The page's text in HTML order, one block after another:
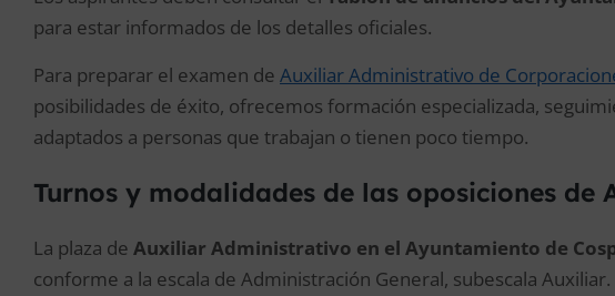
para estar informados de los detalles oficiales.
Para preparar el examen de Auxiliar Administrativo de
posibilidades de éxito, ofrecemos formación especializada,
adaptados a personas que trabajan o tienen poco tiempo.
Turnos y modalidades de las oposiciones
La plaza de Auxiliar Administrativo en el Ayuntamiento de
conforme a la escala de Administración General, subescala